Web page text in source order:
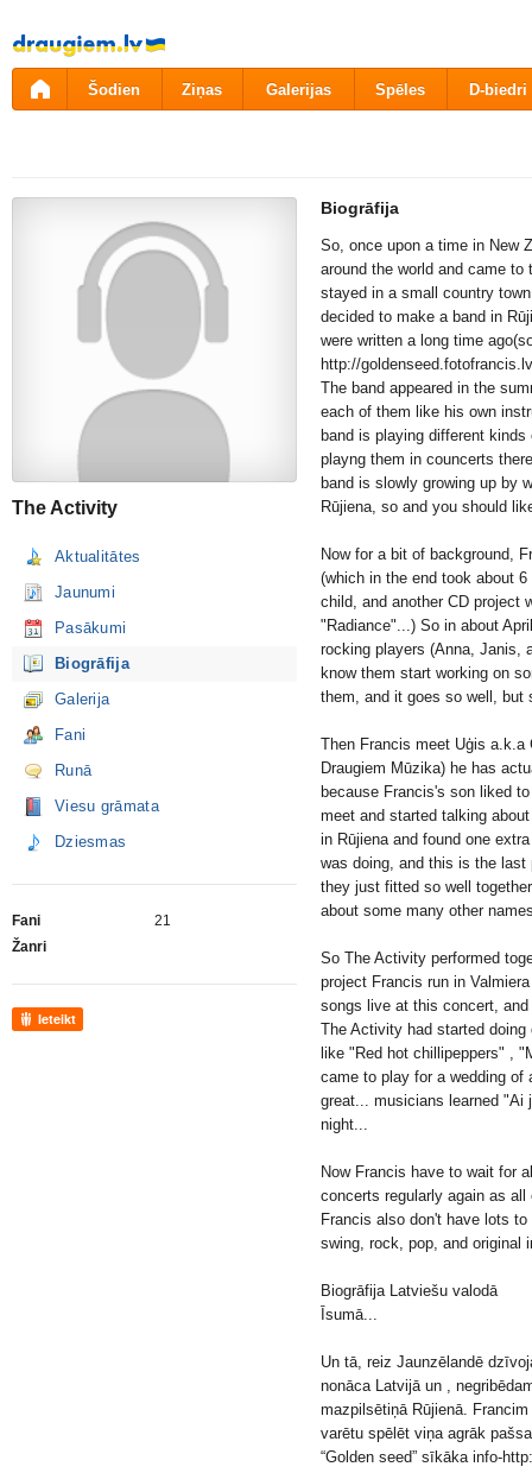
Pāriet
uz
saturu
Šodien Ziņas Galerijas Spēles D-biedri
The Activity
Aktualitātes
Jaunumi
Pasākumi
Biogrāfija
Galerija
Fani
Runā
Viesu grāmata
Dziesmas
Fani
21
Žanri
Ieteikt
Biogrāfija
So, once upon a time in New
around the world and came
stayed in a small country
decided to make a band in
were written a long time
http://
The band appeared in the
each of them like his own
band is playing different
playng them in councerts
band is slowly growing up by
Rūjiena, so and you should
Now for a bit of background,
(which in the end took about
child, and another CD project
"Radiance"...) So in about
rocking players (Anna, Janis,
know them start working on
them, and it goes so well,
Then Francis meet Uģis a.k.a
Draugiem Mūzika) he has
because Francis's son liked
meet and started talking
in Rūjiena and found one
was doing, and this is the
they just fitted so well
about some many other
So The Activity performed
project Francis run in
songs live at this concert,
The Activity had started
like "Red hot chillipeppers" ,
came to play for a wedding of
great... musicians learned "Ai
night...
Now Francis have to wait for
concerts regularly again as
Francis also don't have lots
swing, rock, pop, and original
Biogrāfija Latviešu valodā
Īsumā...
Un tā, reiz Jaunzēlandē
nonāca Latvijā un ,
mazpilsētiņā Rūjienā.
varētu spēlēt viņa agrāk
“Golden seed” sīkāka info-